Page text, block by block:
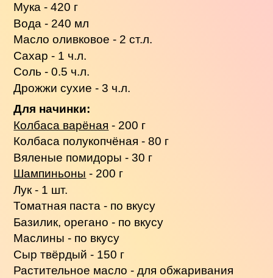
Мука - 420 г
Вода - 240 мл
Масло оливковое - 2 ст.л.
Сахар - 1 ч.л.
Соль - 0.5 ч.л.
Дрожжи сухие - 3 ч.л.
Для начинки:
Колбаса варёная - 200 г
Колбаса полукопчёная - 80 г
Вяленые помидоры - 30 г
Шампиньоны - 200 г
Лук - 1 шт.
Томатная паста - по вкусу
Базилик, орегано - по вкусу
Маслины - по вкусу
Сыр твёрдый - 150 г
Растительное масло - для обжаривания